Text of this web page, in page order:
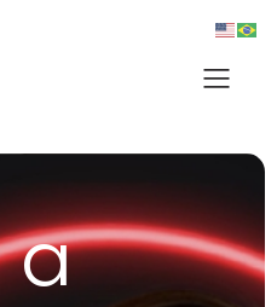
a